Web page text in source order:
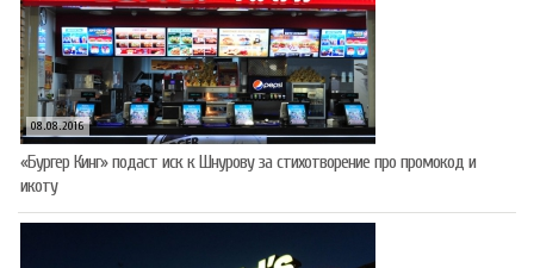
08.08.2016
«Бургер Кинг» подаст иск к Шнурову за стихотворение про промокод и
икоту